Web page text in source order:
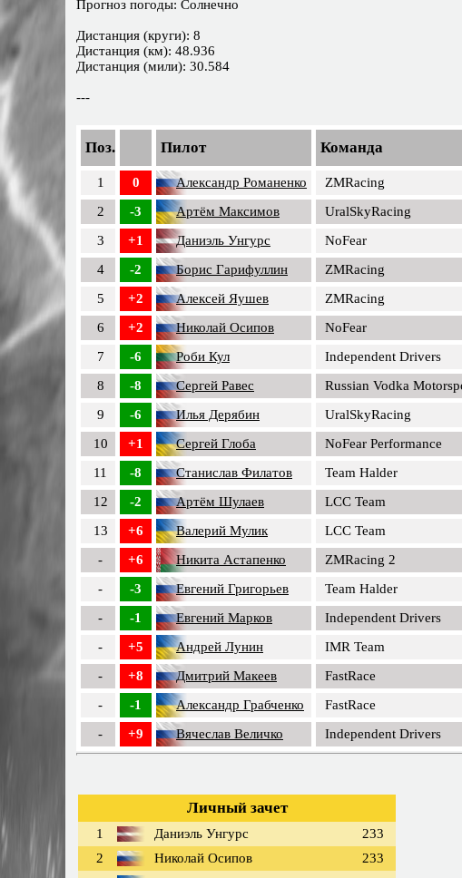
Прогноз погоды: Солнечно
Дистанция (круги): 8
Дистанция (км): 48.936
Дистанция (мили): 30.584
---
Поз. Пилот Команда
1 0 Александр Романенко ZMRacing
2
-3 Артём Максимов UralSkyRacing
3
+1 Даниэль Унгурс NoFear
4
-2 Борис Гарифуллин ZMRacing
5
+2 Алексей Яушев ZMRacing
6
+2 Николай Осипов NoFear
7
-6 Роби Кул Independent Drivers
8
-8 Сергей Равес Russian Vodka
9
-6 Илья Дерябин UralSkyRacing
10
+1 Сергей Глоба NoFear Performance
11
-8 Станислав Филатов Team Halder
12
-2 Артём Шулаев LCC Team
13
+6 Валерий Мулик LCC Team
-
+6 Никита Астапенко ZMRacing 2
-
-3 Евгений Григорьев Team Halder
-
-1 Евгений Марков Independent Drivers
-
+5 Андрей Лунин IMR Team
-
+8 Дмитрий Макеев FastRace
-
-1 Александр Грабченко FastRace
-
+9 Вячеслав Величко Independent Drivers
Личный зачет
1 Даниэль Унгурс
233
2
Николай Осипов
233